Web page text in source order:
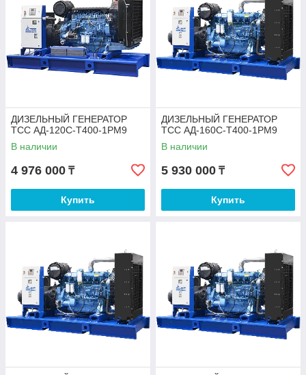
ДИЗЕЛЬНЫЙ ГЕНЕРАТОР
ТСС АД-120С-Т400-1РМ9
В наличии
4 976 000 ₸
Купить
ДИЗЕЛЬНЫЙ ГЕНЕРАТОР
ТСС АД-160С-Т400-1РМ9
В наличии
5 930 000 ₸
Купить